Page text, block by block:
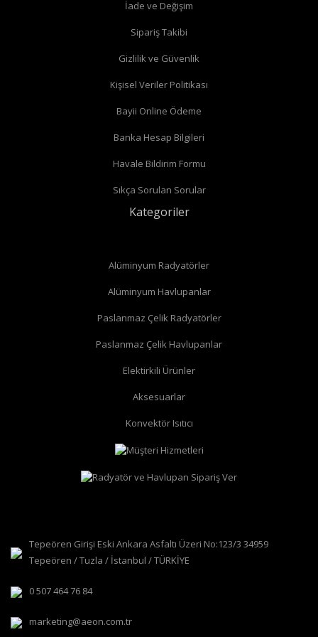
düz radyatör vanası
köşe radyatör vanası
İade ve Değişim
Sipariş Takibi
Gizlilik ve Güvenlik
Kişisel Veriler Politikası
Bayii Online Ödeme
Banka Hesap Bilgileri
Havale Bildirim Formu
Sıkça Sorulan Sorular
Kategoriler
Alüminyum Radyatörler
Alüminyum Havlupanlar
Paslanmaz Çelik Radyatörler
Paslanmaz Çelik Havlupanlar
Elektirkili Ürünler
Aksesuarlar
Konvektör Isıtıcı
Tepeören Girişi Eski Ankara Asfaltı Üzeri No:123/3 34959
Tepeören / Tuzla / İstanbul / TÜRKİYE
0 507 464 76 84
marketing@aeon.com.tr